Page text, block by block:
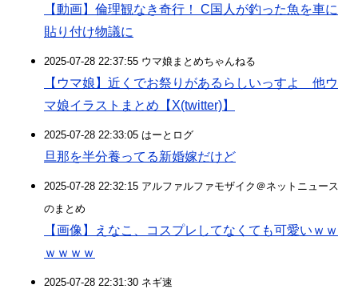
【動画】倫理観なき奇行！ C国人が釣った魚を車に
貼り付け物議に
2025-07-28 22:37:55 ウマ娘まとめちゃんねる
【ウマ娘】近くでお祭りがあるらしいっすよ 他ウ
マ娘イラストまとめ【X(twitter)】
2025-07-28 22:33:05 はーとログ
旦那を半分養ってる新婚嫁だけど
2025-07-28 22:32:15 アルファルファモザイク＠ネットニュース
のまとめ
【画像】えなこ、コスプレしてなくても可愛いｗｗ
ｗｗｗｗ
2025-07-28 22:31:30 ネギ速